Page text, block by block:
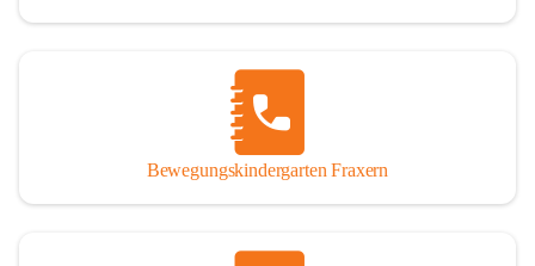
Bewegungskindergarten Fraxern